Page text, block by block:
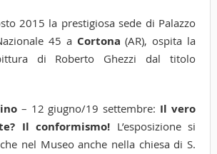
2015 la prestigiosa sede di Palazzo
45 a Cortona (AR), ospita la
di Roberto Ghezzi dal titolo
– 12 giugno/19 settembre: Il vero
Il conformismo! L’esposizione si
nel Museo anche nella chiesa di S.